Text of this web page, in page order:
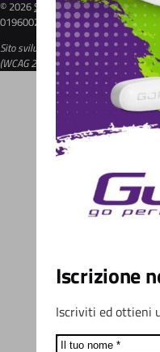
Iscrizione
Iscriviti ed ottieni
Name
© 2026Sport Supplements Srl| Via
01960020384 | REA: FE-213591 |
Sito sviluppato seguendo gli
(WCAG 2.1 AAA) - Invia segnalazione